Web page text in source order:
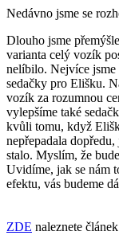
Nedávno jsme se
Dlouho jsme
varianta celý vozík
nelíbilo. Nejvíce jsme
sedačky pro Elišku.
vozík za rozumnou
vylepšíme také
kvůli tomu, když
nepřepadala
stalo. Myslím, že
Uvidíme, jak se nám
efektu, vás budeme
ZDE naleznete